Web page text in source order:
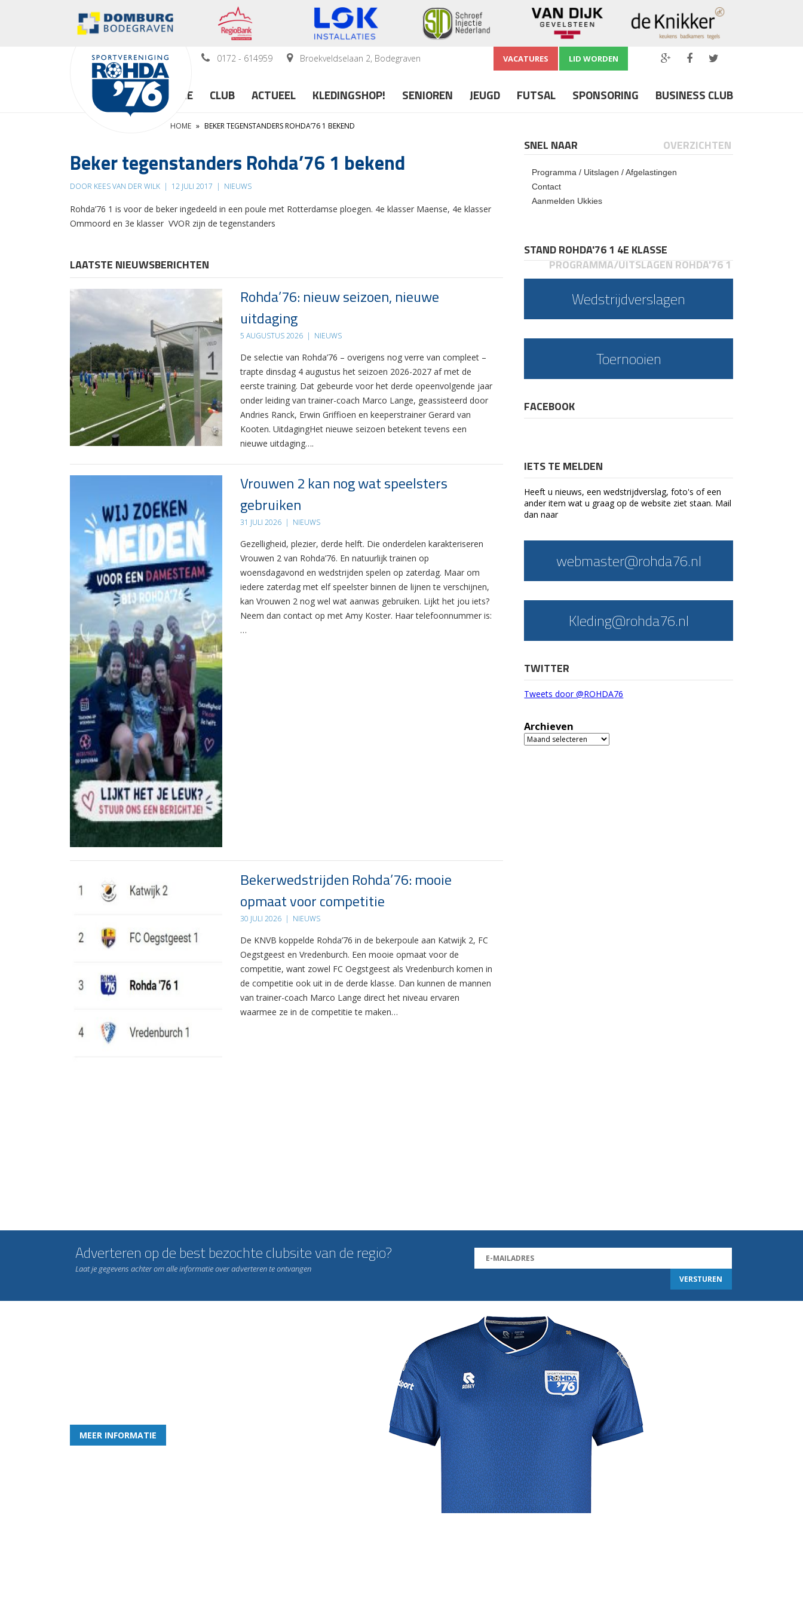
0172 - 614959 Broekveldselaan 2, Bodegraven VACATURES LID WORDEN
HOME CLUB ACTUEEL KLEDINGSHOP! SENIOREN JEUGD FUTSAL SPONSORING BUSINESS CLUB
HOME » BEKER TEGENSTANDERS ROHDA’76 1 BEKEND
Beker tegenstanders Rohda’76 1 bekend
DOOR KEES VAN DER WILK | 12 JULI 2017 | NIEUWS
Rohda’76 1 is voor de beker ingedeeld in een poule met Rotterdamse ploegen. 4e klasser Maense, 4e klasser
Ommoord en 3e klasser VVOR zijn de tegenstanders
LAATSTE NIEUWSBERICHTEN
Rohda’76: nieuw seizoen, nieuwe
uitdaging
5 AUGUSTUS 2026 | NIEUWS
De selectie van Rohda’76 – overigens nog verre van compleet –
trapte dinsdag 4 augustus het seizoen 2026-2027 af met de
eerste training. Dat gebeurde voor het derde opeenvolgende jaar
onder leiding van trainer-coach Marco Lange, geassisteerd door
Andries Ranck, Erwin Griffioen en keeperstrainer Gerard van
Kooten. UitdagingHet nieuwe seizoen betekent tevens een
nieuwe uitdaging….
Vrouwen 2 kan nog wat speelsters
gebruiken
31 JULI 2026 | NIEUWS
Gezelligheid, plezier, derde helft. Die onderdelen karakteriseren
Vrouwen 2 van Rohda’76. En natuurlijk trainen op
woensdagavond en wedstrijden spelen op zaterdag. Maar om
iedere zaterdag met elf speelster binnen de lijnen te verschijnen,
kan Vrouwen 2 nog wel wat aanwas gebruiken. Lijkt het jou iets?
Neem dan contact op met Amy Koster. Haar telefoonnummer is:
…
Bekerwedstrijden Rohda’76: mooie
opmaat voor competitie
30 JULI 2026 | NIEUWS
De KNVB koppelde Rohda’76 in de bekerpoule aan Katwijk 2, FC
Oegstgeest en Vredenburch. Een mooie opmaat voor de
competitie, want zowel FC Oegstgeest als Vredenburch komen in
de competitie ook uit in de derde klasse. Dan kunnen de mannen
van trainer-coach Marco Lange direct het niveau ervaren
waarmee ze in de competitie te maken…
SNEL NAAR OVERZICHTEN
Programma / Uitslagen / Afgelastingen
Contact
Aanmelden Ukkies
STAND ROHDA'76 1 4E KLASSE
PROGRAMMA/UITSLAGEN ROHDA'76 1
Wedstrijdverslagen
Toernooien
FACEBOOK
IETS TE MELDEN
Heeft u nieuws, een wedstrijdverslag, foto's of een
ander item wat u graag op de website ziet staan. Mail
dan naar
webmaster@rohda76.nl
Kleding@rohda76.nl
TWITTER
Tweets door @ROHDA76
Archieven
Archieven
Adverteren op de best bezochte clubsite van de regio?
Laat je gegevens achter om alle informatie over adverteren te ontvangen
MEER INFORMATIE